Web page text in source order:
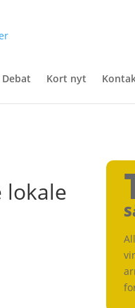
Debat Kort nyt
lokale